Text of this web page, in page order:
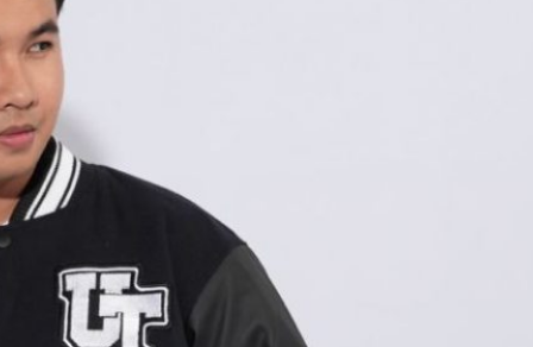
KAMPUS DAN UJIAN MASUK
Facebook
RECENT POSTS